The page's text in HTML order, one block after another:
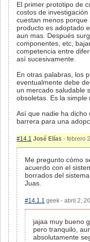
El primer prototipo de
costos de
cuestan menos
producto es adoptado
aun mas. Después
componentes, etc,
competencia entre
así sucesivamente.
En otras palabras, los
eventualmente debe
un mercado saludable
obsoletas. Es la simple
Así que nadie ha
barrera para una
#14.1 José Elías - febrero
Me pregunto còmo
acuerdo con el
borrados del
Juas.
#14.1.1 geek - abril 2,
jajaa muy bueno
pero tranquilo,
absolutamente